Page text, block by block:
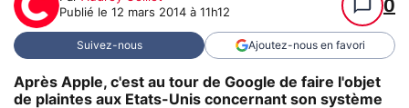
Publié le 12 mars 2014 à 11h12 0
Suivez-nous Ajoutez-nous en favori
Après Apple, c'est au tour de Google de faire l'objet
de plaintes aux Etats-Unis concernant son système